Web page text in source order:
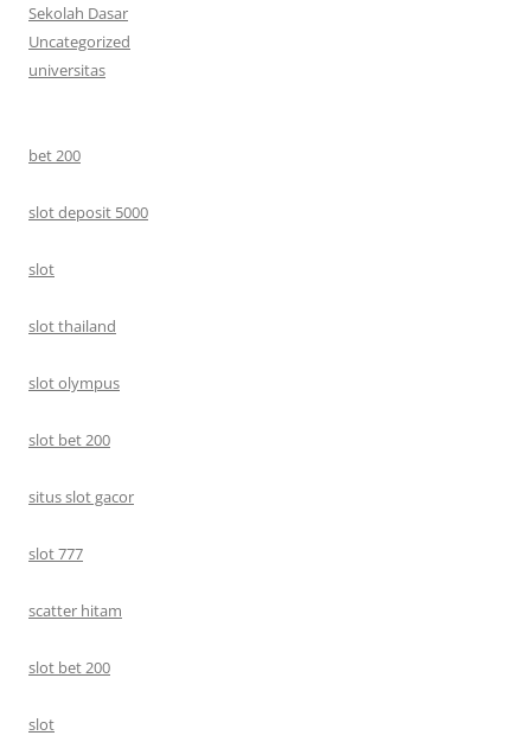
Sekolah Dasar
Uncategorized
universitas
bet 200
slot deposit 5000
slot
slot thailand
slot olympus
slot bet 200
situs slot gacor
slot 777
scatter hitam
slot bet 200
slot